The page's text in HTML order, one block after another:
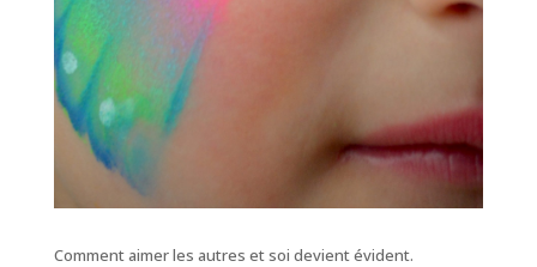
Comment aimer les autres et soi devient évident.